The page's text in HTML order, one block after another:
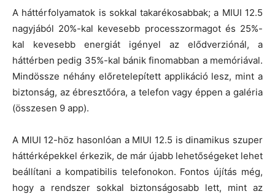
A háttérfolyamatok is sokkal takarékosabbak; a MIUI 12.5
nagyjából 20%-kal kevesebb processzormagot és 25%-
kal kevesebb energiát igényel az elődverziónál, a
háttérben pedig 35%-kal bánik finomabban a memóriával.
Mindössze néhány előretelepített applikáció lesz, mint a
biztonság, az ébresztőóra, a telefon vagy éppen a galéria
(összesen 9 app).
A MIUI 12-höz hasonlóan a MIUI 12.5 is dinamikus szuper
háttérképekkel érkezik, de már újabb lehetőségeket lehet
beállítani a kompatibilis telefonokon. Fontos újítás még,
hogy a rendszer sokkal biztonságosabb lett, mint az